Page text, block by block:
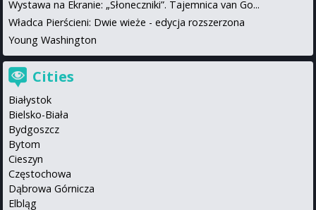
Wystawa na Ekranie: „Słoneczniki”. Tajemnica van Go...
Władca Pierścieni: Dwie wieże - edycja rozszerzona
Young Washington
Cities
Białystok
Bielsko-Biała
Bydgoszcz
Bytom
Cieszyn
Częstochowa
Dąbrowa Górnicza
Elbląg